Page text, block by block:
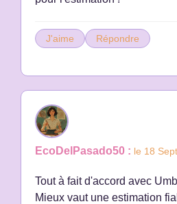
J'aime Répondre
EcoDelPasado50 : le 18
Tout à fait d'accord avec
Mieux vaut une estimation